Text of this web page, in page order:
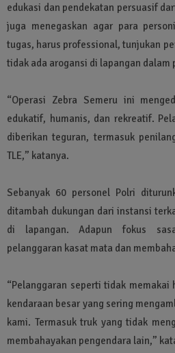
edukasi dan pendekatan persuasif
juga menegaskan agar para
tugas, harus professional, tunjukan
tidak ada arogansi di lapangan dalam
“Operasi Zebra Semeru ini
edukatif, humanis, dan rekreatif.
diberikan teguran, termasuk
TLE,” katanya.
Sebanyak 60 personel Polri
ditambah dukungan dari instansi
di lapangan. Adapun fokus
pelanggaran kasat mata dan
“Pelanggaran seperti tidak memakai
kendaraan besar yang sering
kami. Termasuk truk yang tidak
membahayakan pengendara lain,”